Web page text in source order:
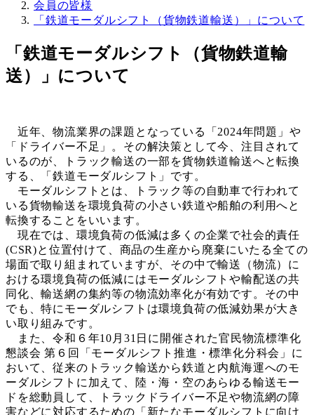
会員の皆様
「鉄道モーダルシフト（貨物鉄道輸送）」について
「鉄道モーダルシフト（貨物鉄道輸
送）」について
近年、物流業界の課題となっている「2024年問題」や
「ドライバー不足」。その解決策として今、注目されて
いるのが、トラック輸送の一部を貨物鉄道輸送へと転換
する、「鉄道モーダルシフト」です。
モーダルシフトとは、トラック等の自動車で行われて
いる貨物輸送を環境負荷の小さい鉄道や船舶の利用へと
転換することをいいます。
現在では、環境負荷の低減は多くの企業で社会的責任
(CSR)と位置付けて、商品の生産から廃棄にいたる全ての
場面で取り組まれていますが、その中で輸送（物流）に
おける環境負荷の低減にはモーダルシフトや輸配送の共
同化、輸送網の集約等の物流効率化が有効です。その中
でも、特にモーダルシフトは環境負荷の低減効果が大き
い取り組みです。
また、令和６年10月31日に開催された官民物流標準化
懇談会 第６回「モーダルシフト推進・標準化分科会」に
おいて、従来のトラック輸送から鉄道と内航海運へのモ
ーダルシフトに加えて、陸・海・空のあらゆる輸送モー
ドを総動員して、トラックドライバー不足や物流網の障
害などに対応するための「新たなモーダルシフトに向け